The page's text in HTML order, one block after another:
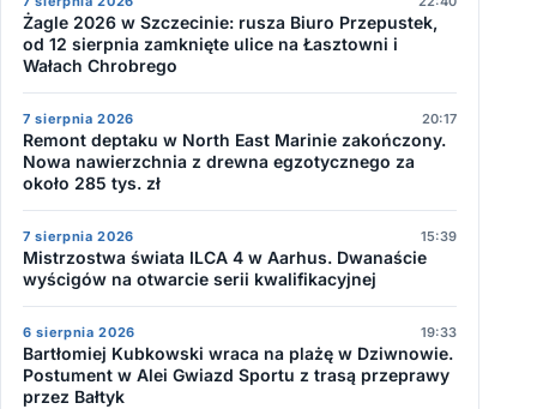
Żagle 2026 w Szczecinie: rusza Biuro Przepustek,
od 12 sierpnia zamknięte ulice na Łasztowni i
Wałach Chrobrego
7 sierpnia 2026 20:17
Remont deptaku w North East Marinie zakończony.
Nowa nawierzchnia z drewna egzotycznego za
około 285 tys. zł
7 sierpnia 2026 15:39
Mistrzostwa świata ILCA 4 w Aarhus. Dwanaście
wyścigów na otwarcie serii kwalifikacyjnej
6 sierpnia 2026 19:33
Bartłomiej Kubkowski wraca na plażę w Dziwnowie.
Postument w Alei Gwiazd Sportu z trasą przeprawy
przez Bałtyk